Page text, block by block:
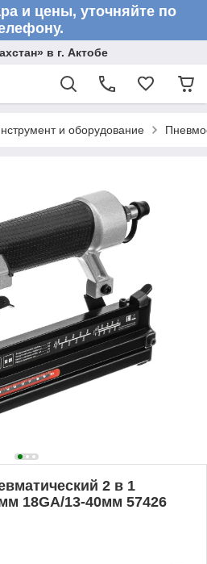
и цены, уточняйте по
в г. Актобе
и оборудование
2 в 1
18GA/13-40мм 57426